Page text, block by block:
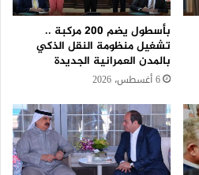
بأسطول يضم 200 مركبة ..
تشغيل منظومة النقل الذكي
بالمدن العمرانية الجديدة
6 أغسطس، 2026